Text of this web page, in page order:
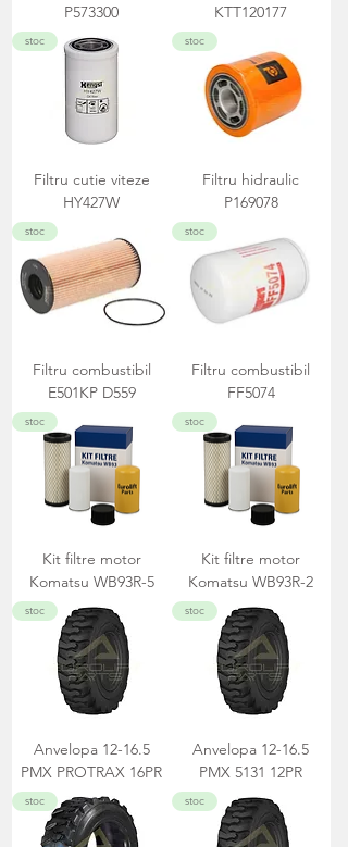
P573300
KTT120177
stoc
Filtru cutie viteze
HY427W
stoc
Filtru hidraulic
P169078
stoc
Filtru combustibil
E501KP D559
stoc
Filtru combustibil
FF5074
stoc
Kit filtre motor
Komatsu WB93R-5
stoc
Kit filtre motor
Komatsu WB93R-2
stoc
Anvelopa 12-16.5
PMX PROTRAX 16PR
stoc
Anvelopa 12-16.5
PMX 5131 12PR
stoc stoc